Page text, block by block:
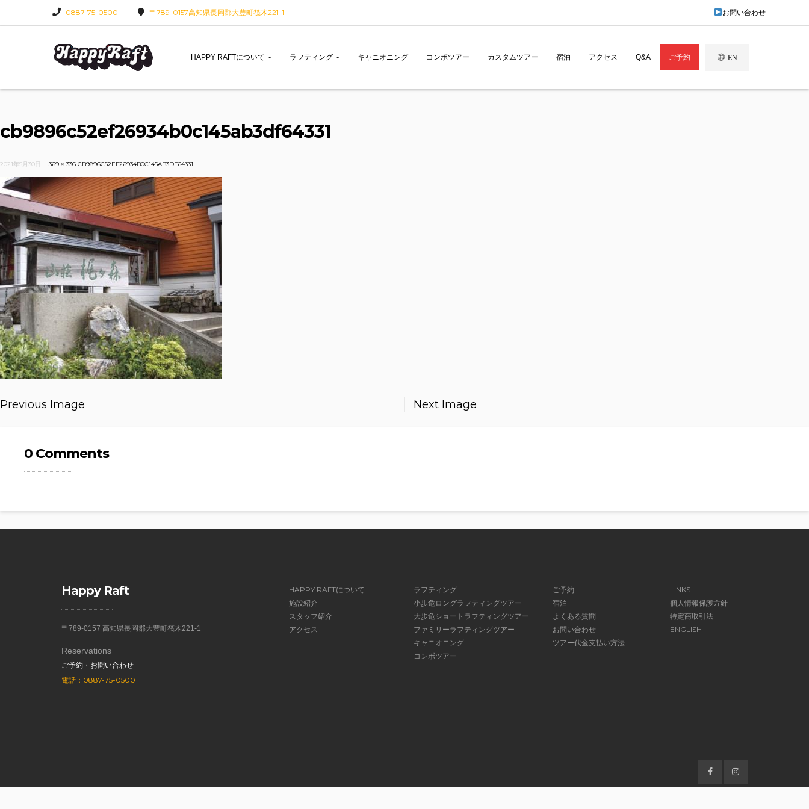
0887-75-0500 〒789-0157高知県長岡郡大豊町筏木221-1 お問い合わせ
HAPPY RAFTについて ラフティング キャニオニング コンボツアー カスタムツアー 宿泊 アクセス Q&A ご予約 EN
cb9896c52ef26934b0c145ab3df64331
2021年5月30日 369 × 336 CB9896C52EF26934B0C145AB3DF64331
Previous Image Next Image
0 Comments
Happy Raft
〒789-0157 高知県長岡郡大豊町筏木221-1
Reservations
ご予約・お問い合わせ
電話：0887-75-0500
HAPPY RAFTについて
施設紹介
スタッフ紹介
アクセス
ラフティング
小歩危ロングラフティングツアー
大歩危ショートラフティングツアー
ファミリーラフティングツアー
キャニオニング
コンボツアー
ご予約
宿泊
よくある質問
お問い合わせ
ツアー代金支払い方法
LINKS
個人情報保護方針
特定商取引法
ENGLISH